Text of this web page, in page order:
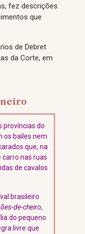
fez descrições
que
de Debret
da Corte, em
províncias do
os bailes nem
que, na
carro nas ruas
de cavalos
brasileiro
de-cheiro,
do pequeno
livre que